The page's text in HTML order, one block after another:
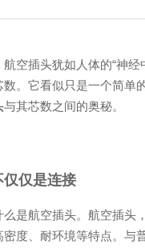
空插头犹如人体的“神
。它看似只是一个简单
与其芯数之间的奥秘。
仅是连接
是航空插头。航空插
度、耐环境等特点。